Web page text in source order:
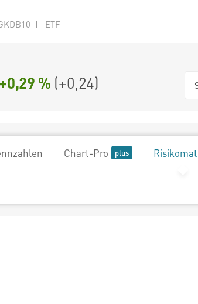
| ETF
+0,29 % (+0,24)
Chart-Pro